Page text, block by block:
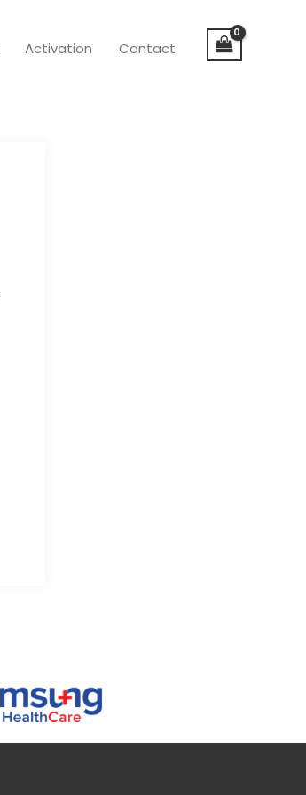
Activation Contact